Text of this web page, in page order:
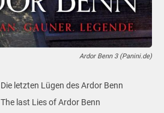
Ardor Benn 3 (Panini.de)
Die letzten Lügen des Ardor Benn
The last Lies of Ardor Benn